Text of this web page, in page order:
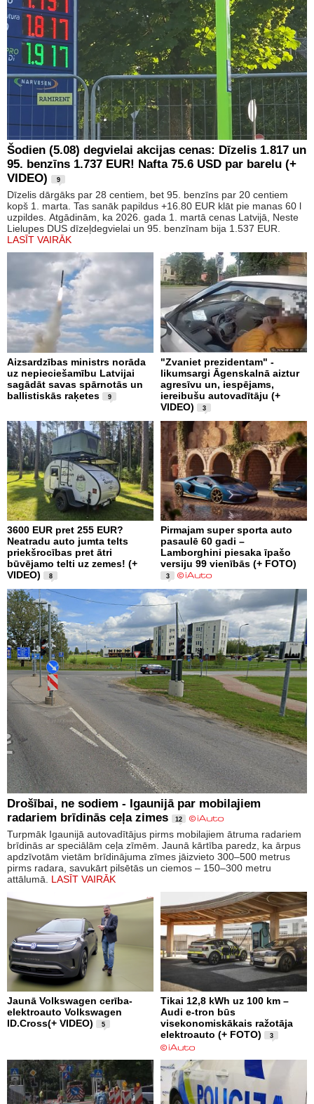
Šodien (5.08) degvielai akcijas cenas: Dīzelis 1.817 un
95. benzīns 1.737 EUR! Nafta 75.6 USD par barelu (+
VIDEO)
9
Dīzelis dārgāks par 28 centiem, bet 95. benzīns par 20 centiem
kopš 1. marta. Tas sanāk papildus +16.80 EUR klāt pie manas 60 l
uzpildes. Atgādinām, ka 2026. gada 1. martā cenas Latvijā, Neste
Lielupes DUS dīzeļdegvielai un 95. benzīnam bija 1.537 EUR.
LASĪT VAIRĀK
Aizsardzības ministrs norāda
uz nepieciešamību Latvijai
sagādāt savas spārnotās un
ballistiskās raķetes
9
"Zvaniet prezidentam" -
likumsargi Āgenskalnā aiztur
agresīvu un, iespējams,
iereibušu autovadītāju (+
VIDEO)
3
3600 EUR pret 255 EUR?
Neatradu auto jumta telts
priekšrocības pret ātri
būvējamo telti uz zemes! (+
VIDEO)
8
Pirmajam super sporta auto
pasaulē 60 gadi –
Lamborghini piesaka īpašo
versiju 99 vienībās (+ FOTO)
3
Drošībai, ne sodiem - Igaunijā par mobilajiem
radariem brīdinās ceļa zimes
12
Turpmāk Igaunijā autovadītājus pirms mobilajiem ātruma radariem
brīdinās ar speciālām ceļa zīmēm. Jaunā kārtība paredz, ka ārpus
apdzīvotām vietām brīdinājuma zīmes jāizvieto 300–500 metrus
pirms radara, savukārt pilsētās un ciemos – 150–300 metru
attālumā. LASĪT VAIRĀK
Jaunā Volkswagen cerība-
elektroauto Volkswagen
ID.Cross(+ VIDEO)
5
Tikai 12,8 kWh uz 100 km –
Audi e-tron būs
visekonomiskākais ražotāja
elektroauto (+ FOTO)
3